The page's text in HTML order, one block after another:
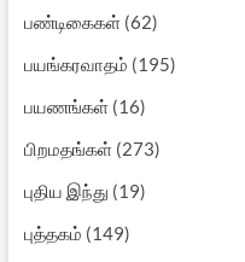
பண்டிகைகள்(62)
பயங்கரவாதம் (195)
பயணங்கள்(16)
பிறமதங்கள்(273)
புதிய இந்து (19)
புத்தகம் (149)